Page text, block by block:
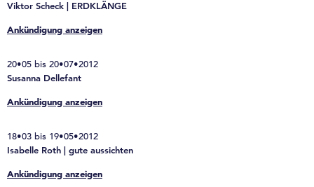
Viktor Scheck | ERDKLÄNGE
Ankündigung anzeigen
20•05 bis 20•07•2012
Susanna Dellefant
Ankündigung anzeigen
18•03 bis 19•05•2012
Isabelle Roth | gute aussichten
Ankündigung anzeigen